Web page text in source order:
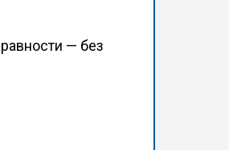
— без